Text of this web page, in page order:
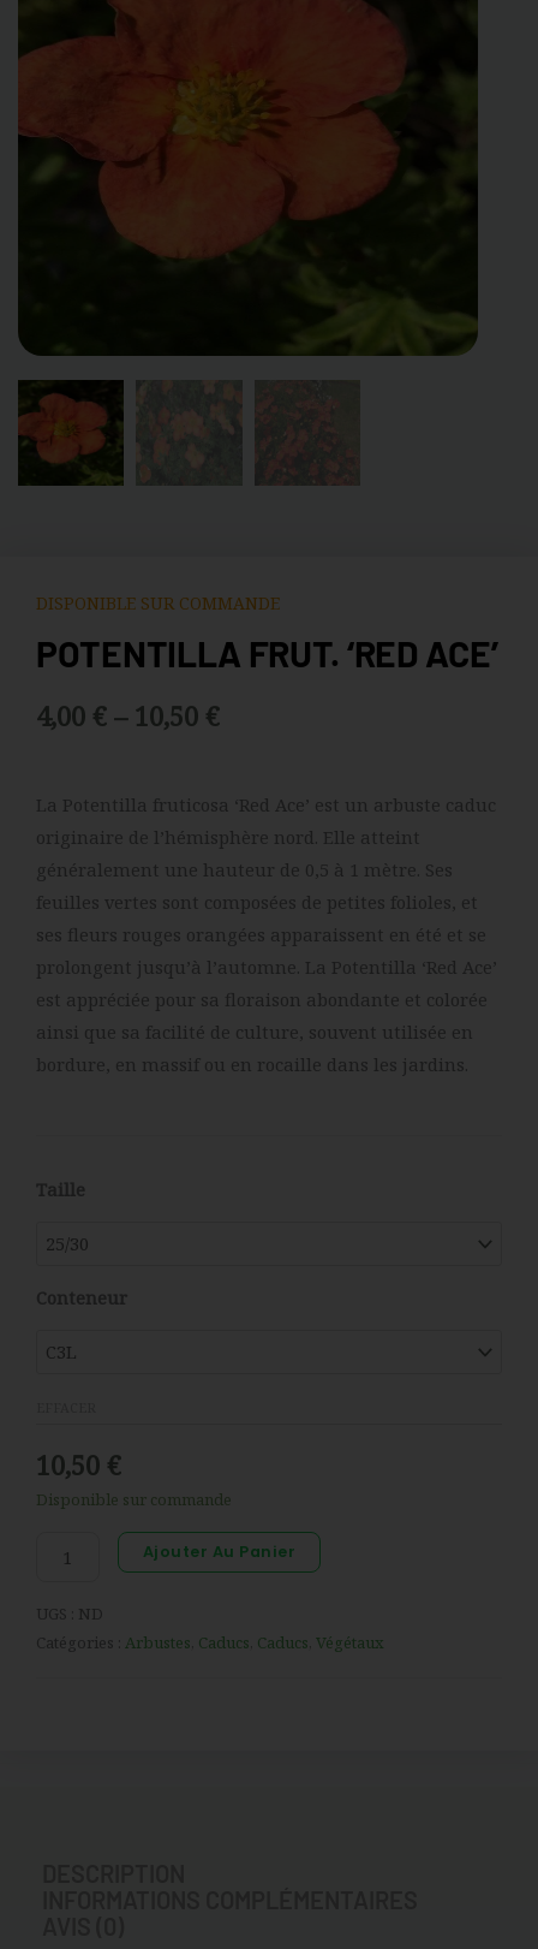
DISPONIBLE SUR COMMANDE
POTENTILLA FRUT. ‘RED ACE’
4,00 € – 10,50 €
Plage
prix :
4,00 €
à
10,50 €
La Potentilla fruticosa ‘Red Ace’ est un arbuste caduc
originaire de l’hémisphère nord. Elle atteint
généralement une hauteur de 0,5 à 1 mètre. Ses
feuilles vertes sont composées de petites folioles, et
ses fleurs rouges orangées apparaissent en été et se
prolongent jusqu’à l’automne. La Potentilla ‘Red Ace’
est appréciée pour sa floraison abondante et colorée
ainsi que sa facilité de culture, souvent utilisée en
bordure, en massif ou en rocaille dans les jardins.
Taille
Conteneur
10,50 €
Disponible sur commande
quantité
Potentilla
Ace'
Ajouter Au Panier
UGS : ND
Catégories : Arbustes Caducs Caducs Végétaux